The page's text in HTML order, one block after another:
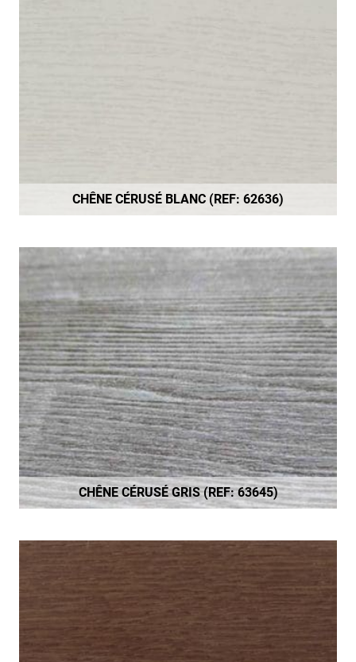
CHÊNE CÉRUSÉ BLANC (REF: 62636)
CHÊNE CÉRUSÉ GRIS (REF: 63645)